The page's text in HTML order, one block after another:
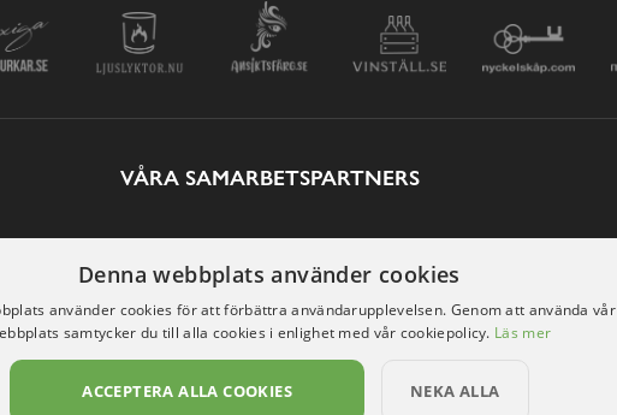
VÅRA SAMARBETSPARTNERS
Denna webbplats använder cookies
använder cookies för att förbättra användarupplevelsen. Genom att använda vår
samtycker du till alla cookies i enlighet med vår cookiepolicy. Läs mer
ACCEPTERA ALLA COOKIES NEKA ALLA